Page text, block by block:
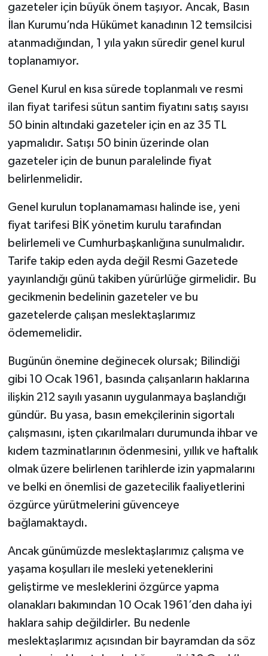
gazeteler için büyük önem taşıyor. Ancak, Basın
İlan Kurumu’nda Hükümet kanadının 12 temsilcisi
atanmadığından, 1 yıla yakın süredir genel kurul
toplanamıyor.
Genel Kurul en kısa sürede toplanmalı ve resmi
ilan fiyat tarifesi sütun santim fiyatını satış sayısı
50 binin altındaki gazeteler için en az 35 TL
yapmalıdır. Satışı 50 binin üzerinde olan
gazeteler için de bunun paralelinde fiyat
belirlenmelidir.
Genel kurulun toplanamaması halinde ise, yeni
fiyat tarifesi BİK yönetim kurulu tarafından
belirlemeli ve Cumhurbaşkanlığına sunulmalıdır.
Tarife takip eden ayda değil Resmi Gazetede
yayınlandığı günü takiben yürürlüğe girmelidir. Bu
gecikmenin bedelinin gazeteler ve bu
gazetelerde çalışan meslektaşlarımız
ödememelidir.
Bugünün önemine değinecek olursak; Bilindiği
gibi 10 Ocak 1961, basında çalışanların haklarına
ilişkin 212 sayılı yasanın uygulanmaya başlandığı
gündür. Bu yasa, basın emekçilerinin sigortalı
çalışmasını, işten çıkarılmaları durumunda ihbar ve
kıdem tazminatlarının ödenmesini, yıllık ve haftalık
olmak üzere belirlenen tarihlerde izin yapmalarını
ve belki en önemlisi de gazetecilik faaliyetlerini
özgürce yürütmelerini güvenceye
bağlamaktaydı.
Ancak günümüzde meslektaşlarımız çalışma ve
yaşama koşulları ile mesleki yeteneklerini
geliştirme ve mesleklerini özgürce yapma
olanakları bakımından 10 Ocak 1961’den daha iyi
haklara sahip değildirler. Bu nedenle
meslektaşlarımız açısından bir bayramdan da söz